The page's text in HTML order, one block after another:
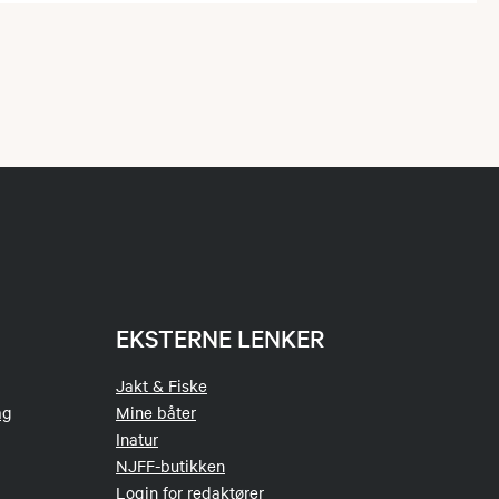
EKSTERNE LENKER
Jakt & Fiske
Mine båter
Inatur
NJFF-butikken
Login for redaktører